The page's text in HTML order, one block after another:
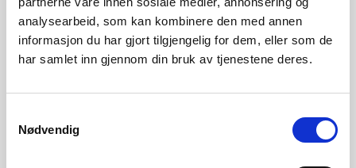
analysearbeid, som kan kombinere den med annen
informasjon du har gjort tilgjengelig for dem, eller som de
har samlet inn gjennom din bruk av tjenestene deres.
Nødvendig
Arkiv for eldre kraftsituasjonsrapporter